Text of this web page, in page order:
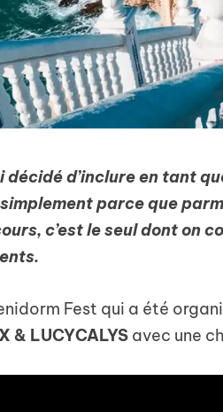
décidé d’inclure en tant
parce que
c’est le seul dont on
Fest qui a été
& LUCYCALYS avec une